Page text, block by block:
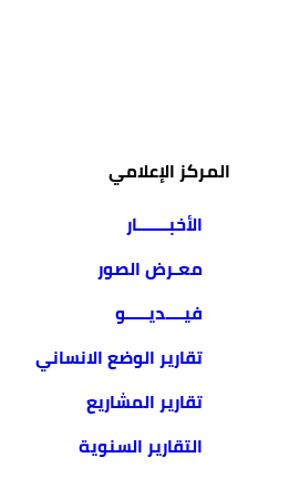
المركز الإعلامي
الأخبـــــــار
معـرض الصور
فيــــديـــــو
تقارير الوضع الانساني
تقارير المشاريع
التقارير السنوية